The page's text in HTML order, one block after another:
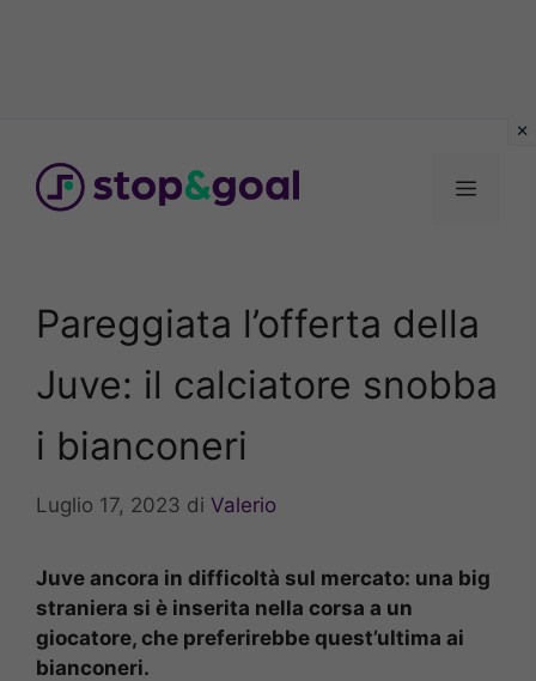
contenuto
Menu
Pareggiata l’offerta della
Juve: il calciatore snobba
i bianconeri
Luglio 17, 2023 di Valerio
Juve ancora in difficoltà sul mercato: una big
straniera si è inserita nella corsa a un
giocatore, che preferirebbe quest’ultima ai
bianconeri.